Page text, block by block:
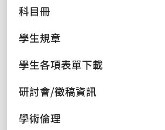
科目冊
學生規章
學生各項表單下載
研討會/徵稿資訊
學術倫理